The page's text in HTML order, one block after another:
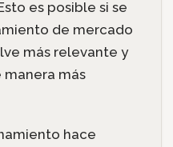
es posible si se
de mercado
más relevante y
más
hace